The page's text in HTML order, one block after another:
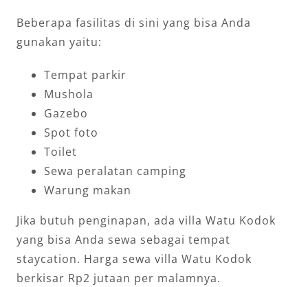
Beberapa fasilitas di sini yang bisa Anda
gunakan yaitu:
Tempat parkir
Mushola
Gazebo
Spot foto
Toilet
Sewa peralatan camping
Warung makan
Jika butuh penginapan, ada villa Watu Kodok
yang bisa Anda sewa sebagai tempat
staycation. Harga sewa villa Watu Kodok
berkisar Rp2 jutaan per malamnya.